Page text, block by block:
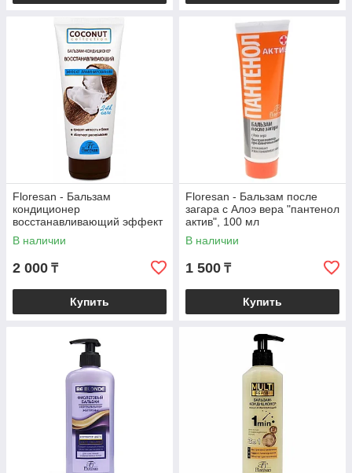
Floresan - Бальзам
кондиционер
восстанавливающий эффект
ламинирования 200мл
В наличии
2 000 ₸
Купить
Floresan - Бальзам после
загара с Алоэ вера "пантенол
актив", 100 мл
В наличии
1 500 ₸
Купить